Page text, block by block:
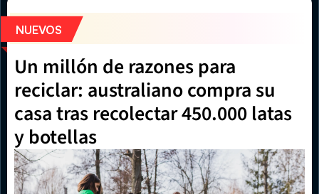
El eclipse total de Sol despierta expectativa mundial a
NUEVOS
Un millón de razones para
reciclar: australiano compra su
casa tras recolectar 450.000 latas
y botellas